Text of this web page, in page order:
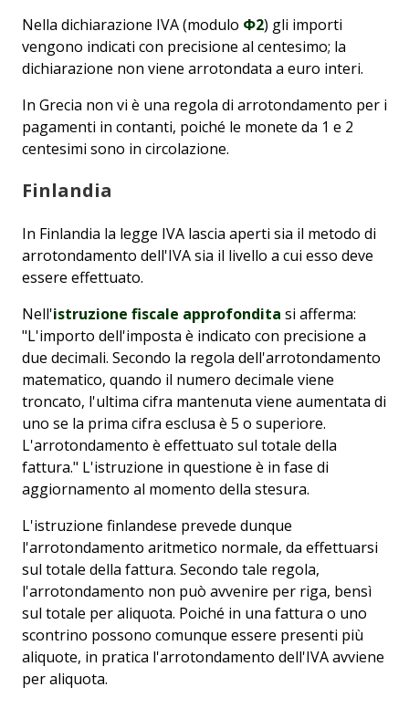
Nella dichiarazione IVA (modulo Φ2) gli importi
vengono indicati con precisione al centesimo; la
dichiarazione non viene arrotondata a euro interi.
In Grecia non vi è una regola di arrotondamento per i
pagamenti in contanti, poiché le monete da 1 e 2
centesimi sono in circolazione.
Finlandia
In Finlandia la legge IVA lascia aperti sia il metodo di
arrotondamento dell'IVA sia il livello a cui esso deve
essere effettuato.
Nell'istruzione fiscale approfondita si afferma:
"L'importo dell'imposta è indicato con precisione a
due decimali. Secondo la regola dell'arrotondamento
matematico, quando il numero decimale viene
troncato, l'ultima cifra mantenuta viene aumentata di
uno se la prima cifra esclusa è 5 o superiore.
L'arrotondamento è effettuato sul totale della
fattura." L'istruzione in questione è in fase di
aggiornamento al momento della stesura.
L'istruzione finlandese prevede dunque
l'arrotondamento aritmetico normale, da effettuarsi
sul totale della fattura. Secondo tale regola,
l'arrotondamento non può avvenire per riga, bensì
sul totale per aliquota. Poiché in una fattura o uno
scontrino possono comunque essere presenti più
aliquote, in pratica l'arrotondamento dell'IVA avviene
per aliquota.